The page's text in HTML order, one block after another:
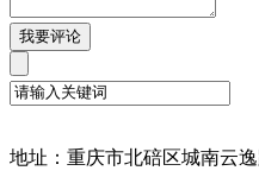
地址：重庆市北碚区城南云